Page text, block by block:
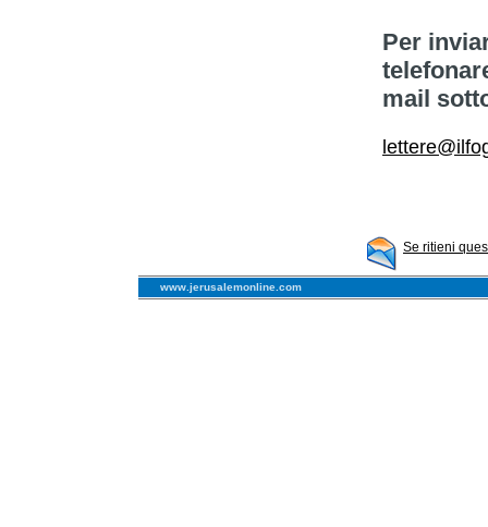
Per
mail
Se ritieni
www.jerusalemonline.com